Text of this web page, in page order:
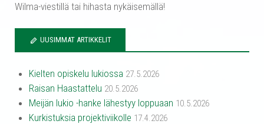
Wilma-viestillä tai hihasta nykäisemällä!
UUSIMMAT ARTIKKELIT
Kielten opiskelu lukiossa 27.5.2026
Raisan Haastattelu 20.5.2026
Meijän lukio -hanke lähestyy loppuaan 10.5.2026
Kurkistuksia projektiviikolle 17.4.2026